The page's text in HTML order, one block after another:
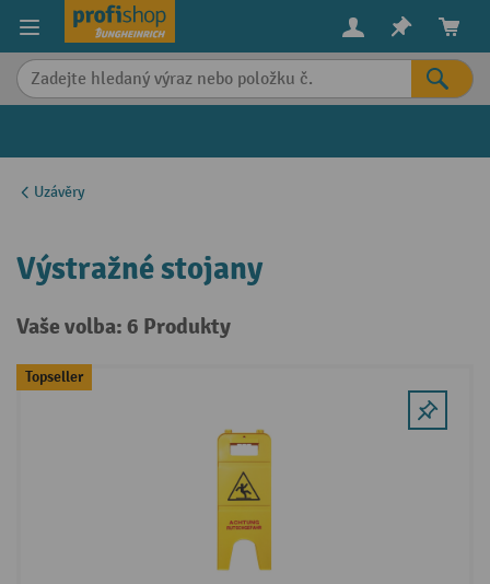
content
Uzávěry
Výstražné stojany
Vaše volba: 6 Produkty
Topseller